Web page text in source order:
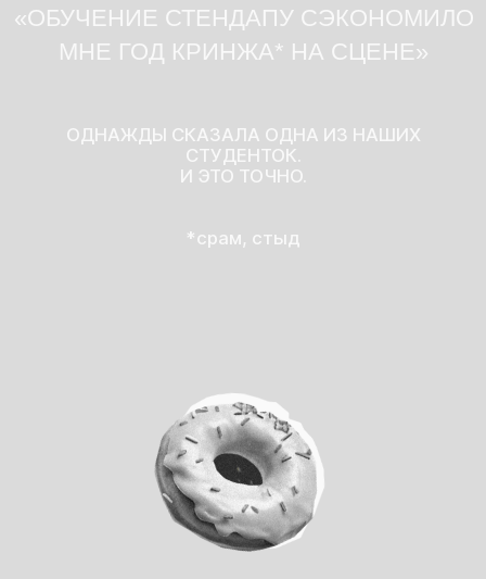
показать, как разгонять материал,
собрать всё это в цельный монолог,
научить работать с залом,
и не теряться, когда вдруг тишина.
НАШИ МЕРОПРИЯТИЯ